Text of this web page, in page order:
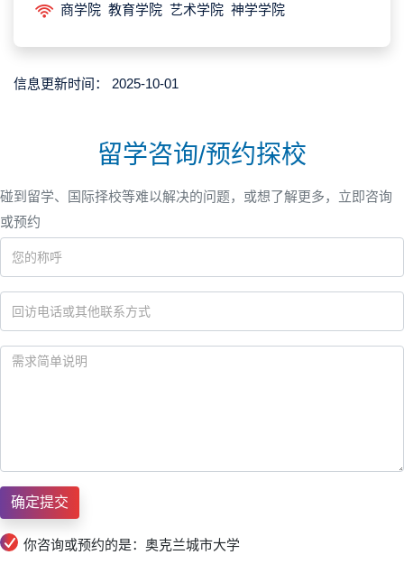
商学院 教育学院 艺术学院 神学学院
信息更新时间： 2025-10-01
留学咨询/预约探校
碰到留学、国际择校等难以解决的问题，或想了解更多，立即咨询
或预约
你咨询或预约的是：奥克兰城市大学